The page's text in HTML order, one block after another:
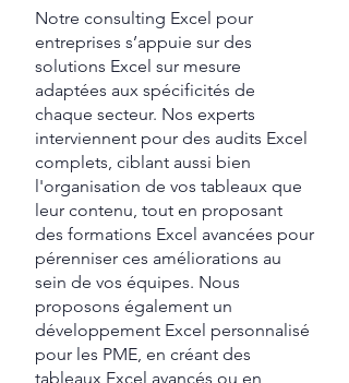
Notre consulting Excel pour
entreprises s’appuie sur des
solutions Excel sur mesure
adaptées aux spécificités de
chaque secteur. Nos experts
interviennent pour des audits Excel
complets, ciblant aussi bien
l'organisation de vos tableaux que
leur contenu, tout en proposant
des formations Excel avancées pour
pérenniser ces améliorations au
sein de vos équipes. Nous
proposons également un
développement Excel personnalisé
pour les PME, en créant des
tableaux Excel avancés ou en